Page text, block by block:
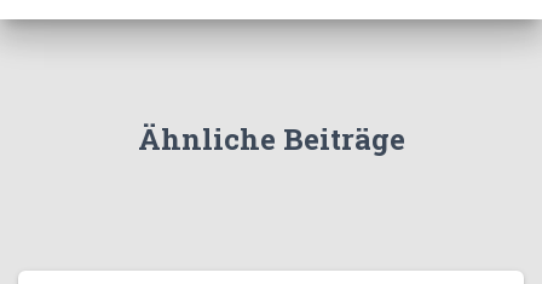
Ähnliche Beiträge